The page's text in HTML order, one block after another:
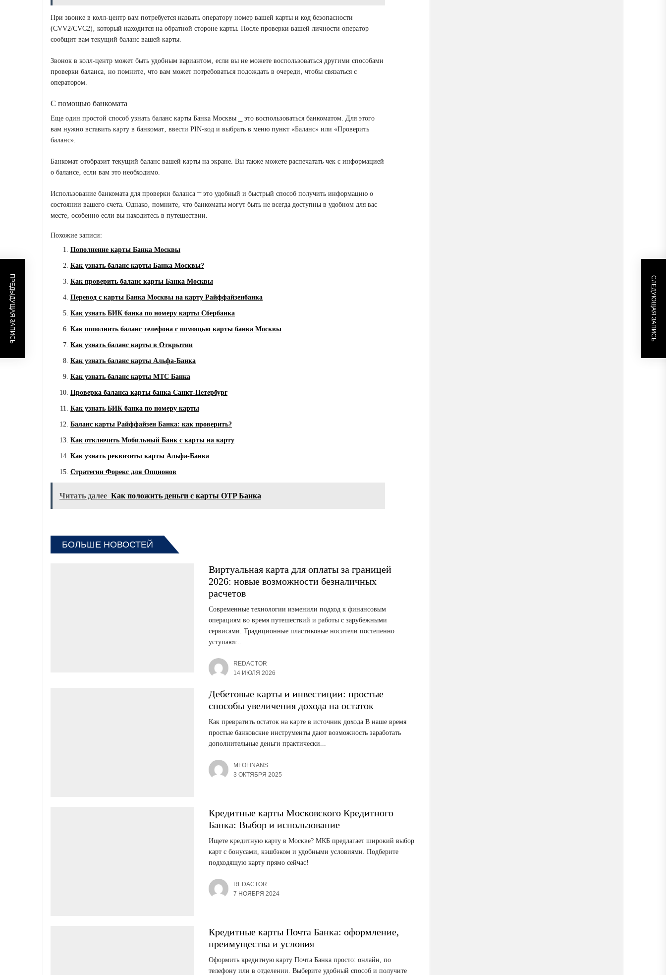
При звонке в колл-центр вам потребуется назвать оператору номер вашей карты и код безопасности
(CVV2/CVC2)‚ который находится на обратной стороне карты. После проверки вашей личности оператор
сообщит вам текущий баланс вашей карты.
Звонок в колл-центр может быть удобным вариантом‚ если вы не можете воспользоваться другими способами
проверки баланса‚ но помните‚ что вам может потребоваться подождать в очереди‚ чтобы связаться с
оператором.
С помощью банкомата
Еще один простой способ узнать баланс карты Банка Москвы ⎯ это воспользоваться банкоматом. Для этого
вам нужно вставить карту в банкомат‚ ввести PIN-код и выбрать в меню пункт «Баланс» или «Проверить
баланс».
Банкомат отобразит текущий баланс вашей карты на экране. Вы также можете распечатать чек с информацией
о балансе‚ если вам это необходимо.
Использование банкомата для проверки баланса ⎻ это удобный и быстрый способ получить информацию о
состоянии вашего счета. Однако‚ помните‚ что банкоматы могут быть не всегда доступны в удобном для вас
месте‚ особенно если вы находитесь в путешествии.
Похожие записи:
Пополнение карты Банка Москвы
Как узнать баланс карты Банка Москвы?
Как проверить баланс карты Банка Москвы
Перевод с карты Банка Москвы на карту Райффайзенбанка
Как узнать БИК банка по номеру карты Сбербанка
Как пополнить баланс телефона с помощью карты банка Москвы
Как узнать баланс карты в Открытии
Как узнать баланс карты Альфа-Банка
Как узнать баланс карты МТС Банка
Проверка баланса карты банка Санкт-Петербург
Как узнать БИК банка по номеру карты
Баланс карты Райффайзен Банка: как проверить?
Как отключить Мобильный Банк с карты на карту
Как узнать реквизиты карты Альфа-Банка
Стратегии Форекс для Опционов
Читать далее Как положить деньги с карты OTP Банка
ПРЕДЫДУЩАЯ ЗАПИСЬ СЛЕДУЮЩАЯ ЗАПИСЬ
БОЛЬШЕ НОВОСТЕЙ
Виртуальная карта для оплаты за границей
2026: новые возможности безналичных
расчетов
Современные технологии изменили подход к финансовым
операциям во время путешествий и работы с зарубежными
сервисами. Традиционные пластиковые носители постепенно
уступают...
REDACTOR
14 ИЮЛЯ 2026
Дебетовые карты и инвестиции: простые
способы увеличения дохода на остаток
Как превратить остаток на карте в источник дохода В наше время
простые банковские инструменты дают возможность заработать
дополнительные деньги практически...
MFOFINANS
3 ОКТЯБРЯ 2025
Кредитные карты Московского Кредитного
Банка: Выбор и использование
Ищете кредитную карту в Москве? МКБ предлагает широкий выбор
карт с бонусами, кэшбэком и удобными условиями. Подберите
подходящую карту прямо сейчас!
REDACTOR
7 НОЯБРЯ 2024
Кредитные карты Почта Банка: оформление,
преимущества и условия
Оформить кредитную карту Почта Банка просто: онлайн, по
телефону или в отделении. Выберите удобный способ и получите